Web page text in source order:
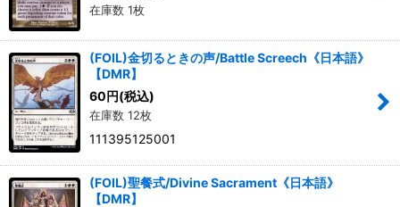
在庫数 1枚
(FOIL)金切るときの声/Battle Screech《日本語》
【DMR】
60円(税込)
在庫数 12枚
111395125001
(FOIL)聖餐式/Divine Sacrament《日本語》
【DMR】